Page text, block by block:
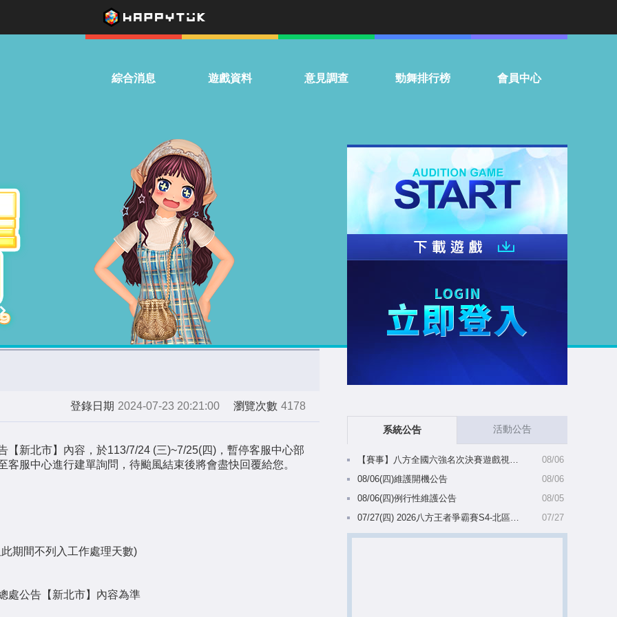
綜合消息
系統公告
驚喜扭蛋機
遊戲資料
下載遊戲
意見調查
熱門話題投票
勁舞排行榜
個人
會員中心
常見問題
停權名單
登錄日期 2024-07-23 20:21:00 瀏覽次數 4178
新北市】內容，於113/7/24 (三)~7/25(四)，暫停客服中心部
服中心進行建單詢問，待颱風結束後將會盡快回覆給您。
期間不列入工作處理天數)
處公告【新北市】內容為準
系統公告
【賽事】八方全國六強名次決賽遊戲視窗比例變更公告(08/07 10:39更新)
08/06
08/06(四)維護開機公告
08/06
08/06(四)例行性維護公告
08/05
07/27(四) 2026八方王者爭霸賽S4-北區備選名單陸續出爐(8/5 10:28更新)
07/27
活動公告